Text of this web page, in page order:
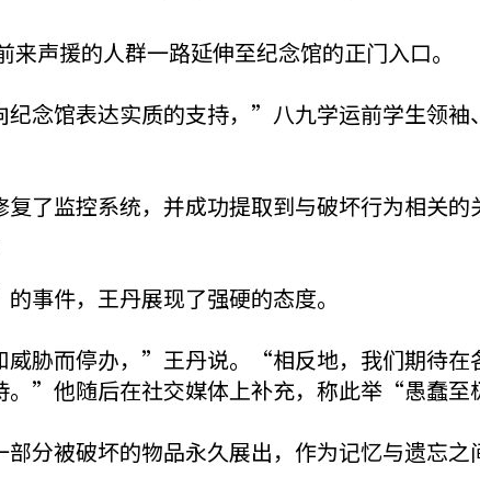
声援的人群一路延伸至纪念馆的正门入口。
纪念馆表达实质的支持，”八九学运前学生领
了监控系统，并成功提取到与破坏行为相关
事件，王丹展现了强硬的态度。
威胁而停办，”王丹说。“相反地，我们期待在
。”他随后在社交媒体上补充，称此举“愚蠢至
分被破坏的物品永久展出，作为记忆与遗忘